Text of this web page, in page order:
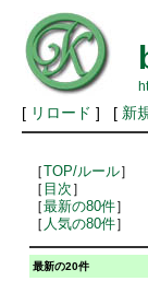
[ リロード ] [ 新
［TOP/ルール］
［ 目次 ］
［最新の80件］
［ 人気の80件］
最新の20件